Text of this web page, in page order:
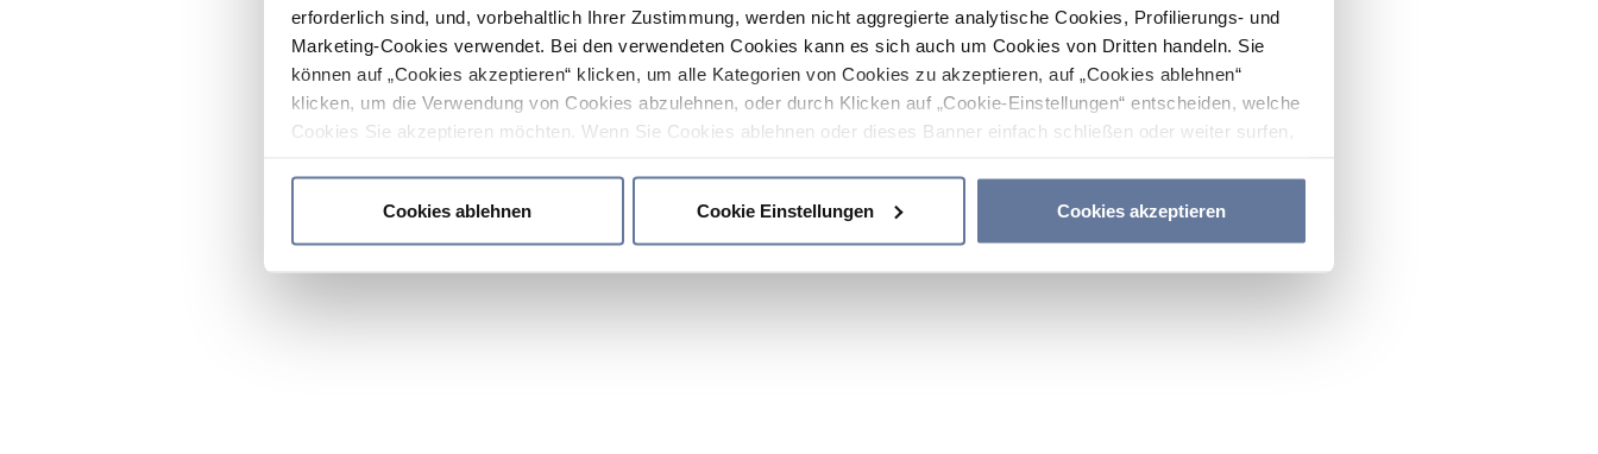
erforderlich sind, und, vorbehaltlich Ihrer Zustimmung, werden nicht aggregierte analytische Cookies, Profilierungs- und
Marketing-Cookies verwendet. Bei den verwendeten Cookies kann es sich auch um Cookies von Dritten handeln. Sie
können auf „Cookies akzeptieren“ klicken, um alle Kategorien von Cookies zu akzeptieren, auf „Cookies ablehnen“
klicken, um die Verwendung von Cookies abzulehnen, oder durch Klicken auf „Cookie-Einstellungen“ entscheiden, welche
Cookies Sie akzeptieren möchten. Wenn Sie Cookies ablehnen oder dieses Banner einfach schließen oder weiter surfen,
Cookies ablehnen
Cookie Einstellungen Cookies akzeptieren